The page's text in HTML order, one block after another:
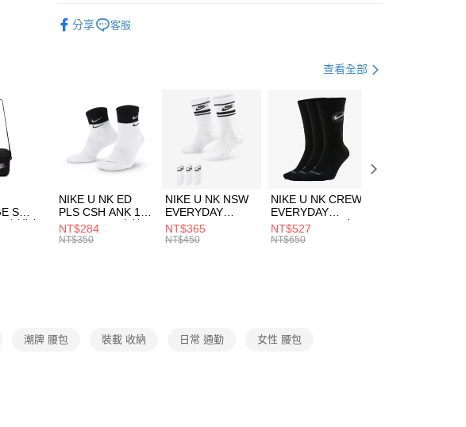
台新國際商業銀行
【關於「AFTEE先享後付」】
３．安心：先確認商品／服務後，再付款。
【「AFTEE先享後付」結帳流程】
１．於結帳方式選擇「AFTEE先享後付」後，將跳轉至「AFTEE先享後
付」結帳頁面，進行簡訊認證並確認金額後，即可完成結帳。
２．訂單成立數日內，您將收到繳費通知簡訊。
３．收到繳費通知簡訊後14天內，點擊此簡訊中的連結，可透過四大超商
／ATM／網路銀行／等多元方式進行付款，方視為交易完成。
※ 請注意：結帳手續完成當下不需立刻繳費，但若您需要取消訂單，請聯
絡購買商品的店家。未經商家同意取消之訂單仍視為有效，需透過AFTEE
先享後付繳納相關費用。
交易，需依本服務之必要範圍內提供個人資料，並將交易相關給付款項請
每筆NT$100，滿NT$1,500(含以上)免運費
每筆NT$100，滿NT$1,500(含以上)免運費
付款後門市自取
每筆NT$100，滿NT$1,500(含以上)免運費
分享 客服
查看全部
S
側背包
NIKE U NK ED
PLS CSH ANK 1P
144 DBL 男 中統
襪 DH4058104
NT$284
NT$350
NIKE U NK NSW
EVERYDAY
ESSENTIAL CR
男女 短統襪
NT$365
NT$450
NIKE U NK CREW
EVERYDAY
BBALL 3PR 男女
長統襪
NT$527
NT$650
潮牌 腰包 裝載 收納 日常 通勤 女性 腰包